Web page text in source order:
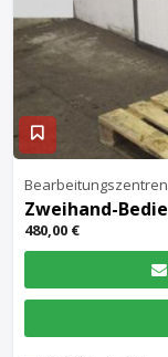
Bearbeitungszentren
480,00 €